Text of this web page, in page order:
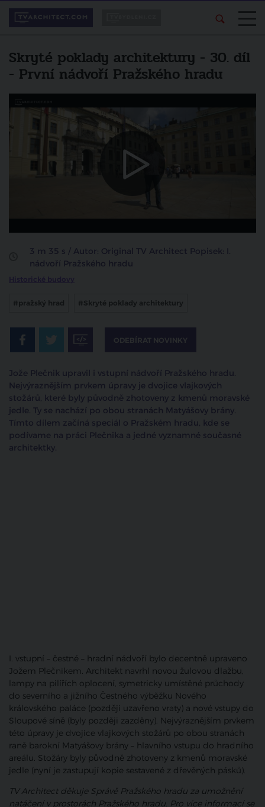
Skryté poklady architektury - 30. díl
- První nádvoří Pražského hradu
Líbí se vám pořad?
Sdílejte ho svým
přátelům.
sdílet na facebooku
Další video
zrušit
3 m 35 s / Autor: Original TV Architect Popisek: I.
nádvoří Pražského hradu
Historické budovy
#pražský hrad #Skryté poklady architektury
ODEBÍRAT NOVINKY
Jože Plečnik upravil i vstupní nádvoří Pražského hradu.
Nejvýraznějším prvkem úpravy je dvojice vlajkových
stožárů, které byly původně zhotoveny z kmenů moravské
jedle. Ty se nachází po obou stranách Matyášovy brány.
Tímto dílem začíná speciál o Pražském hradu, kde se
podívame na práci Plečnika a jedné vyznamné současné
architektky.
I. vstupní – čestné – hradní nádvoří bylo decentně upraveno
Jožem Plečnikem. Architekt navrhl novou žulovou dlažbu,
lampy na pilířích oplocení, symetricky umístěné průchody
do severního a jižního Čestného výběžku Nového
královského paláce (později uzavřeno vraty) a nové vstupy do
Sloupové síně (byly později zazděny). Nejvýraznějším prvkem
této úpravy je dvojice vlajkových stožárů po obou stranách
raně barokní Matyášovy brány – hlavního vstupu do hradního
areálu. Stožáry byly původně zhotoveny z kmenů moravské
jedle (nyní je zastupují kopie sestavené z dřevěných pásků).
TV Architect děkuje Správě Pražského hradu za umožnění
natáčení v prostorách Pražského hradu. Pro více informací se